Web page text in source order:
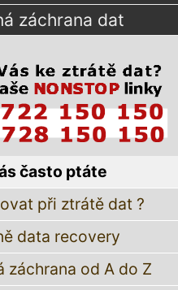
záchrana dat
často ptáte
při ztrátě dat ?
data recovery
záchrana od A do Z